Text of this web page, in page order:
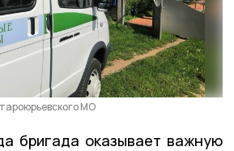
МО
бригада оказывает важную